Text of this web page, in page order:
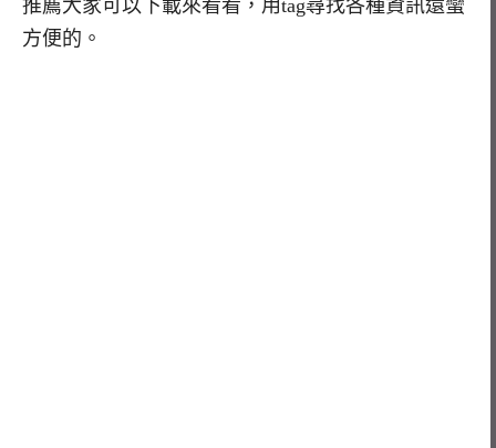
推薦大家可以下載來看看，用tag尋找各種資訊還蠻
方便的。